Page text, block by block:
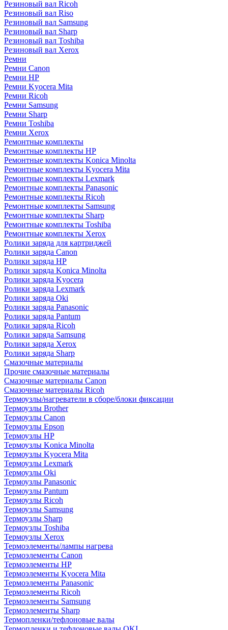
Резиновый вал Ricoh
Резиновый вал Riso
Резиновый вал Samsung
Резиновый вал Sharp
Резиновый вал Toshiba
Резиновый вал Xerox
Ремни
Ремни Canon
Ремни HP
Ремни Kyocera Mita
Ремни Ricoh
Ремни Samsung
Ремни Sharp
Ремни Toshiba
Ремни Xerox
Ремонтные комплекты
Ремонтные комплекты HP
Ремонтные комплекты Konica Minolta
Ремонтные комплекты Kyocera Mita
Ремонтные комплекты Lexmark
Ремонтные комплекты Panasonic
Ремонтные комплекты Ricoh
Ремонтные комплекты Samsung
Ремонтные комплекты Sharp
Ремонтные комплекты Toshiba
Ремонтные комплекты Xerox
Ролики заряда для картриджей
Ролики заряда Canon
Ролики заряда HP
Ролики заряда Konica Minolta
Ролики заряда Kyocera
Ролики заряда Lexmark
Ролики заряда Oki
Ролики заряда Panasonic
Ролики заряда Pantum
Ролики заряда Ricoh
Ролики заряда Samsung
Ролики заряда Xerox
Ролики заряда Sharp
Смазочные материалы
Прочие смазочные материалы
Смазочные материалы Canon
Смазочные материалы Ricoh
Термоузлы/нагреватели в сборе/блоки фиксации
Термоузлы Brother
Термоузлы Canon
Термоузлы Epson
Термоузлы HP
Термоузлы Konica Minolta
Термоузлы Kyocera Mita
Термоузлы Lexmark
Термоузлы Oki
Термоузлы Panasonic
Термоузлы Pantum
Термоузлы Ricoh
Термоузлы Samsung
Термоузлы Sharp
Термоузлы Toshiba
Термоузлы Xerox
Термоэлементы/лампы нагрева
Термоэлементы Canon
Термоэлементы HP
Термоэлементы Kyocera Mita
Термоэлементы Panasonic
Термоэлементы Ricoh
Термоэлементы Samsung
Термоэлементы Sharp
Термопленки/тефлоновые валы